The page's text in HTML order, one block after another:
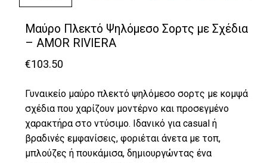
Μαύρο Πλεκτό Ψηλόμεσο Σορτς με Σχέδια
– AMOR RIVIERA
€103.50
Γυναικείο μαύρο πλεκτό ψηλόμεσο σορτς με κομψά
σχέδια που χαρίζουν μοντέρνο και προσεγμένο
χαρακτήρα στο ντύσιμο. Ιδανικό για casual ή
βραδινές εμφανίσεις, φοριέται άνετα με τοπ,
μπλούζες ή πουκάμισα, δημιουργώντας ένα